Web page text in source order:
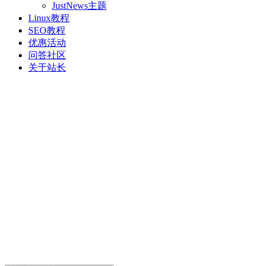
JustNews主题
Linux教程
SEO教程
优惠活动
问答社区
关于站长